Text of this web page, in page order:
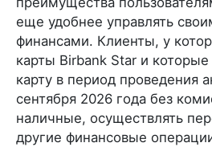
еще удобнее управлять
финансами. Клиенты, у
карты Birbank Star и
карту в период проведения
сентября 2026 года без
наличные, осуществлять
другие финансовые